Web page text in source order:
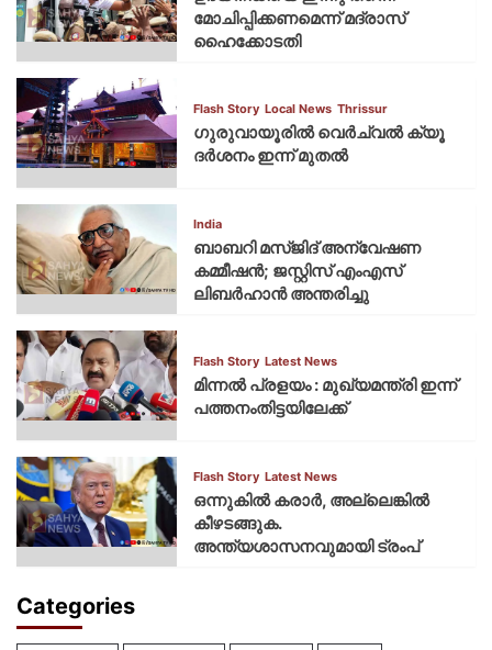
മോചിപ്പിക്കണമെന്ന് മദ്രാസ്
ഹൈക്കോടതി
Flash Story Local News Thrissur
ഗുരുവായൂരില്‍ വെര്‍ച്വല്‍ ക്യൂ
ദര്‍ശനം ഇന്ന് മുതല്‍
India
ബാബറി മസ്ജിദ് അന്വേഷണ
കമ്മീഷന്‍; ജസ്റ്റിസ് എംഎസ്
ലിബര്‍ഹാന്‍ അന്തരിച്ചു
Flash Story Latest News
മിന്നല്‍ പ്രളയം : മുഖ്യമന്ത്രി ഇന്ന്
പത്തനംതിട്ടയിലേക്ക്
Flash Story Latest News
ഒന്നുകില്‍ കരാര്‍, അല്ലെങ്കില്‍
കീഴടങ്ങുക.
അന്ത്യശാസനവുമായി ട്രംപ്
Categories